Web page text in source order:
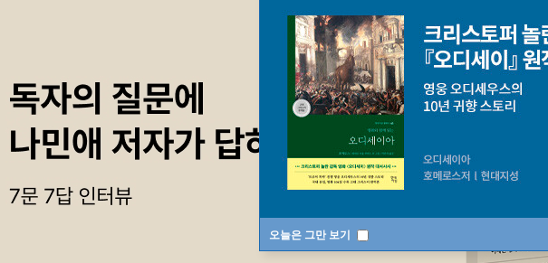
오늘은 그만 보기